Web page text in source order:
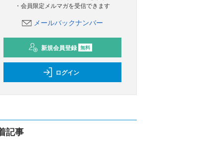
・会員限定メルマガを受信できます
メールバックナンバー
新規会員登録 無料
ログイン
記事